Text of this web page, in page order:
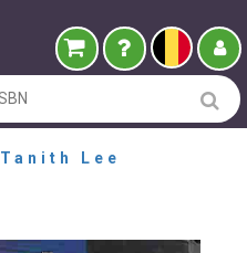
Tanith Lee